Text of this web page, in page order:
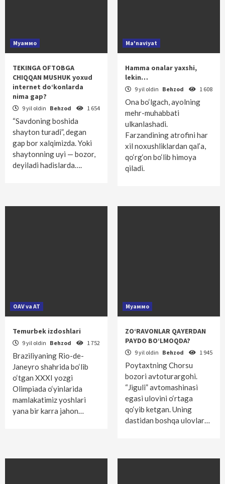
Муаммо
TEKINGA OFTOBGA
CHIQQAN MUSHUK yoxud
internet do‘konlarda
nima gap?
9 yil oldin Behzod 1 654
“Savdoning boshida
shayton turadi”, degan
gap bor xalqimizda. Yoki
shaytonning uyi — bozor,
deyiladi hadislarda….
Ma'naviyat
Hamma onalar yaxshi,
lekin…
9 yil oldin Behzod 1 608
Ona bo‘lgach, ayolning
mehr-muhabbati
ulkanlashadi.
Farzandining atrofini har
xil noxushliklardan qal’a,
qo‘rg‘on bo‘lib himoya
qiladi.
OAV va AT
Temurbek izdoshlari
9 yil oldin Behzod 1 752
Braziliyaning Rio-de-
Janeyro shahrida bo‘lib
o‘tgan XXXI yozgi
Olimpiada o‘yinlarida
mamlakatimiz yoshlari
yana bir karra jahon…
Муаммо
ZO‘RAVONLAR QAYERDAN
PAYDO BO‘LMOQDA?
9 yil oldin Behzod 1 945
Poytaxtning Chorsu
bozori avtoturargohi.
“Jiguli” avtomashinasi
egasi ulovini o‘rtaga
qo‘yib ketgan. Uning
dastidan boshqa ulovlar…